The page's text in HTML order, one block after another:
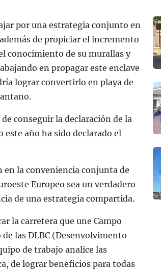
por una estrategia conjunto en
de propiciar el incremento
conocimiento de su murallas y
en propagar este enclave
lograr convertirlo en playa de
conseguir la declaración de la
año ha sido declarado el
en la conveniencia conjunta de
Europeo sea un verdadero
de una estrategia compartida.
la carretera que une Campo
las DLBC (Desenvolvimento
de trabajo analice las
de lograr beneficios para todas